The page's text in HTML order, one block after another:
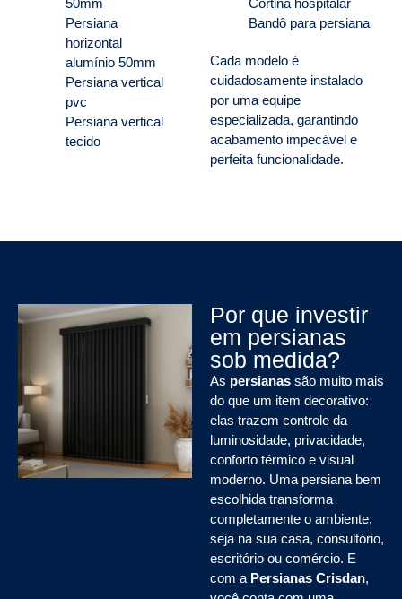
50mm
Persiana
horizontal
alumínio 50mm
Persiana vertical
pvc
Persiana vertical
tecido
Cortina hospitalar
Bandô para persiana
Cada modelo é
cuidadosamente instalado
por uma equipe
especializada, garantindo
acabamento impecável e
perfeita funcionalidade.
Por que investir
em persianas
sob medida?
As persianas são muito mais
do que um item decorativo:
elas trazem controle da
luminosidade, privacidade,
conforto térmico e visual
moderno. Uma persiana bem
escolhida transforma
completamente o ambiente,
seja na sua casa, consultório,
escritório ou comércio. E
com a Persianas Crisdan,